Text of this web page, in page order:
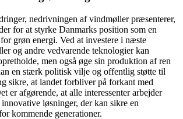
nedrivningen af vindmøller præsenterer,
for at styrke Danmarks position som en
grøn energi. Ved at investere i næste
og andre vedvarende teknologier kan
men også øge sin produktion af ren
en stærk politisk vilje og offentlig støtte til
sikre, at landet forbliver på forkant med
er afgørende, at alle interessenter arbejder
løsninger, der kan sikre en
kommende generationer.